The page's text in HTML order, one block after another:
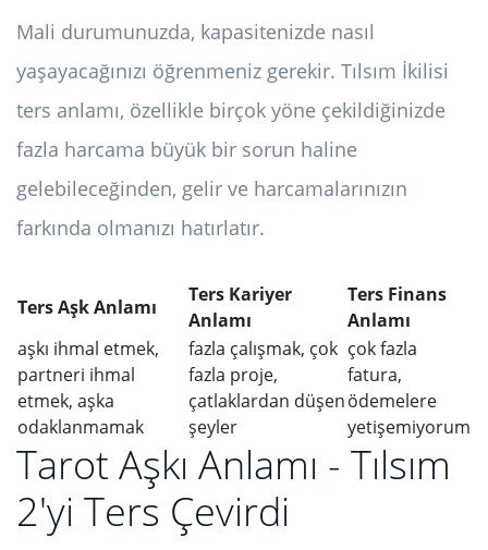
Mali durumunuzda, kapasitenizde nasıl
yaşayacağınızı öğrenmeniz gerekir. Tılsım İkilisi
ters anlamı, özellikle birçok yöne çekildiğinizde
fazla harcama büyük bir sorun haline
gelebileceğinden, gelir ve harcamalarınızın
farkında olmanızı hatırlatır.
Ters Aşk Anlamı
Ters Kariyer
Anlamı
Ters Finans
Anlamı
aşkı ihmal etmek,
partneri ihmal
etmek, aşka
odaklanmamak
fazla çalışmak, çok
fazla proje,
çatlaklardan düşen
şeyler
çok fazla
fatura,
ödemelere
yetişemiyorum
Tarot Aşkı Anlamı - Tılsım
2'yi Ters Çevirdi